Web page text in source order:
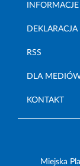
DEKLARACJA
RSS
DLA
KONTAKT
Miejska